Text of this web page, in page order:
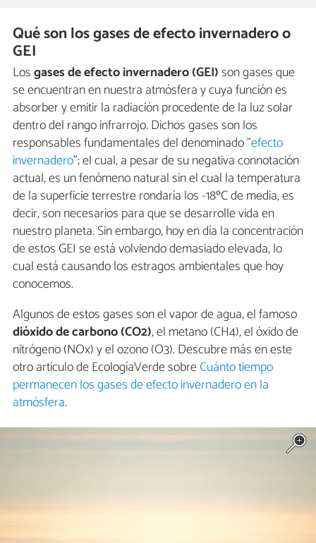
Qué son los gases de efecto invernadero o
GEI
Losgases de efecto invernadero (GEI)son gases que
se encuentran en nuestra atmósfera y cuya función es
absorber y emitir la radiación procedente de la luz solar
dentro del rango infrarrojo. Dichos gases son los
responsables fundamentales del denominado "efecto
invernadero"; el cual, a pesar de su negativa connotación
actual, es un fenómeno natural sin el cual la temperatura
de la superficie terrestre rondaría los -18ºC de media, es
decir, son necesarios para que se desarrolle vida en
nuestro planeta. Sin embargo, hoy en día la concentración
de estos GEI se está volviendo demasiado elevada, lo
cual está causando los estragos ambientales que hoy
conocemos.
Algunos de estos gases son el vapor de agua, el famoso
dióxido de carbono (CO2), el metano (CH4), el óxido de
nitrógeno (NOx) y el ozono (O3). Descubre más en este
otro artículo de EcologíaVerde sobreCuánto tiempo
permanecen los gases de efecto invernadero en la
atmósfera.